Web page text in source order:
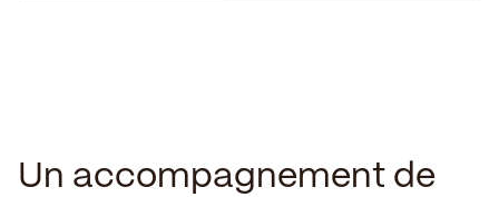
Un accompagnement de